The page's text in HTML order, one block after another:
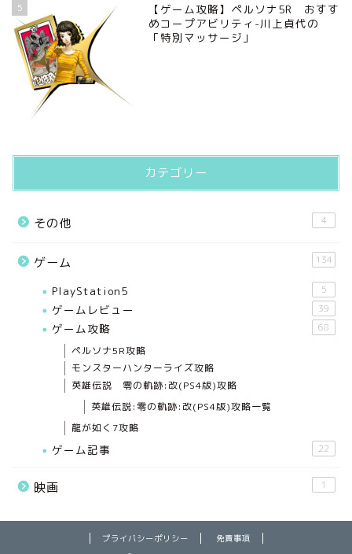
5
【ゲーム攻略】ペルソナ5R おすす
めコープアビリティ-川上貞代の
「特別マッサージ」
カテゴリー
その他 4
ゲーム 134
PlayStation5 5
ゲームレビュー 39
ゲーム攻略 68
ペルソナ5R攻略
モンスターハンターライズ攻略
英雄伝説 零の軌跡:改(PS4版)攻略
英雄伝説:零の軌跡:改(PS4版)攻略一覧
龍が如く7攻略
ゲーム記事 22
映画 1
プライバシーポリシー
免責事項